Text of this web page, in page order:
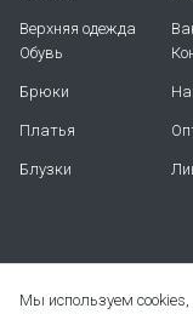
Верхняя одежда
Обувь
Брюки
Платья
Блузки
Мы используем